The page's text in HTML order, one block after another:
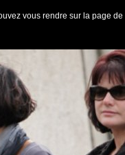
vous rendre sur la page
et-Mosellan